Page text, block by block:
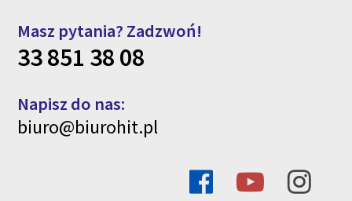
Masz pytania? Zadzwoń!
33 851 38 08
Napisz do nas:
biuro@biurohit.pl